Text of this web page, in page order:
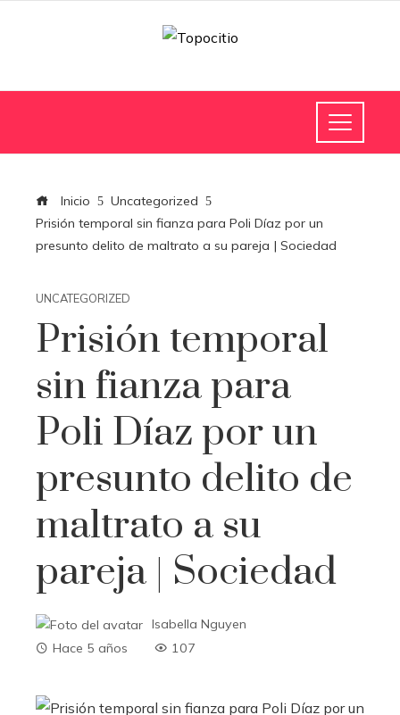
Inicio
Uncategorized
Prisión temporal sin fianza para Poli Díaz por un
presunto delito de maltrato a su pareja | Sociedad
UNCATEGORIZED
Prisión temporal
sin fianza para
Poli Díaz por un
presunto delito de
maltrato a su
pareja | Sociedad
Isabella Nguyen
Hace 5 años
107